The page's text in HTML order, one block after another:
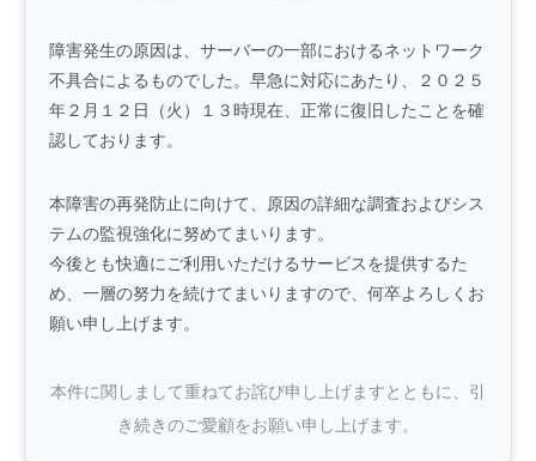
障害発生の原因は、サーバーの一部におけるネットワーク
不具合によるものでした。早急に対応にあたり、２０２５
年２月１２日（火）１３時現在、正常に復旧したことを確
認しております。
本障害の再発防止に向けて、原因の詳細な調査およびシス
テムの監視強化に努めてまいります。
今後とも快適にご利用いただけるサービスを提供するた
め、一層の努力を続けてまいりますので、何卒よろしくお
願い申し上げます。
本件に関しまして重ねてお詫び申し上げますとともに、引
き続きのご愛顧をお願い申し上げます。